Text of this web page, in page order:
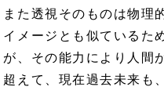
また透視そのものは物理
イメージとも似ているた
が、その能力により人間
超えて、現在過去未来も